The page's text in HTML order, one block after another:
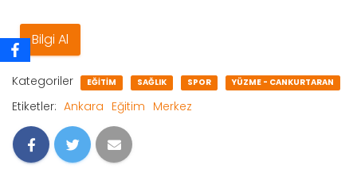
Bilgi Al
Kategoriler EĞITIM SAĞLIK SPOR YÜZME - CANKURTARAN
Etiketler: Ankara Eğitim Merkez